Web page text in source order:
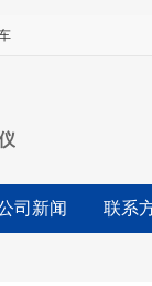
司新闻 联系